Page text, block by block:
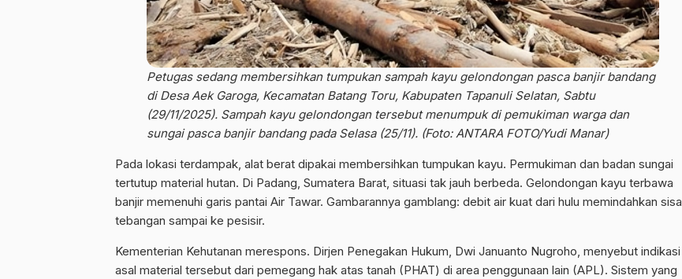
Petugas sedang membersihkan tumpukan sampah kayu gelondongan pasca banjir bandang
di Desa Aek Garoga, Kecamatan Batang Toru, Kabupaten Tapanuli Selatan, Sabtu
(29/11/2025). Sampah kayu gelondongan tersebut menumpuk di pemukiman warga dan
sungai pasca banjir bandang pada Selasa (25/11). (Foto: ANTARA FOTO/Yudi Manar)
Pada lokasi terdampak, alat berat dipakai membersihkan tumpukan kayu. Permukiman dan badan sungai
tertutup material hutan. Di Padang, Sumatera Barat, situasi tak jauh berbeda. Gelondongan kayu terbawa
banjir memenuhi garis pantai Air Tawar. Gambarannya gamblang: debit air kuat dari hulu memindahkan sisa
tebangan sampai ke pesisir.
Kementerian Kehutanan merespons. Dirjen Penegakan Hukum, Dwi Januanto Nugroho, menyebut indikasi
asal material tersebut dari pemegang hak atas tanah (PHAT) di area penggunaan lain (APL). Sistem yang